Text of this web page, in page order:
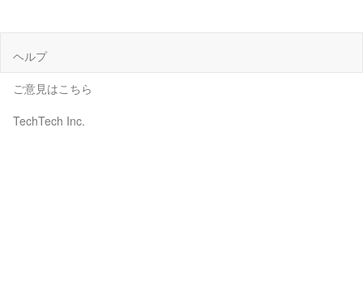
ヘルプ
ご意見はこちら
TechTech Inc.